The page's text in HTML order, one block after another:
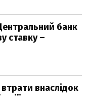
банк
ставку –
внаслідок